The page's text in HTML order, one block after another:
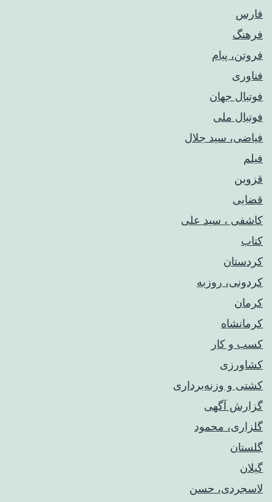
فارس
فرهنگ
فروتن، پیام
فناوری
فوتبال جهان
فوتبال ملی
فیاضی، سید جلال
فیلم
قزوین
قضایی
کاشفی ، سید علی
کتاب
کردستان
کردونی، روزبه
کرمان
کرمانشاه
کسب و کار
کشاورزی
کشتی و وزنه‌برداری
گزارش آگهی
گلزاری، محمود
گلستان
گیلان
لاسجردی، حسن